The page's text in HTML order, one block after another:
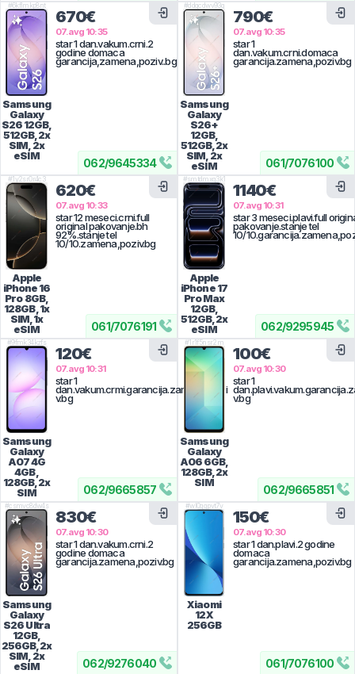
062/9645334
#6kflmkp8nt
Samsung
Galaxy
S2612GB,
512GB, 2x
SIM, 2x
eSIM
670€
07.avg 10:35
star 1 dan.vakum.crni.2
godine domaca
garancija,zamena,poziv..bg
061/7076100
#ddgcdwv93q
Samsung
Galaxy
S26+
12GB,
512GB, 2x
SIM, 2x
eSIM
790€
07.avg 10:35
star 1
dan.vakum.crni.domaca
garancija.zamena,poziv.bg
061/7076191
#1y2sr0r4c3
Apple
iPhone 16
Pro 8GB,
128GB, 1x
SIM, 1x
eSIM
620€
07.avg 10:33
star 12 meseci.crni.full
original pakovanje.bh
92%.stanje tel
10/10.zamena,poziv.bg
062/9295945
#smtdmxq3k1
Apple
iPhone 17
Pro Max
12GB,
512GB, 2x
eSIM
1140€
07.avg 10:31
star 3 meseci.plavi.full
pakovanje.stanje tel
10/
062/9665857
#9fmk34kzfs
Samsung
Galaxy
A07 4G
4GB,
128GB, 2x
SIM
120€
07.avg 10:31
star 1
dan.vakum.crmi.garancija.zamena,pozi
v.bg
062/9665851
#1r1f5nsr2m
Samsung
Galaxy
A066GB,
128GB, 2x
SIM
100€
07.avg 10:30
star 1
v.bg
062/9276040
#csmvc8dw4s
Samsung
Galaxy
S26 Ultra
12GB,
256GB, 2x
SIM, 2x
eSIM
830€
07.avg 10:30
star 1 dan.vakum.crni.2
godine domaca
garancija.zamena,poziv.bg
061/7076100
#wl0ggpvt7v
Xiaomi
12X
256GB
150€
07.avg 10:30
star 1 dan.plavi.2 godine
domaca
garancija.zamena,poziv.bg